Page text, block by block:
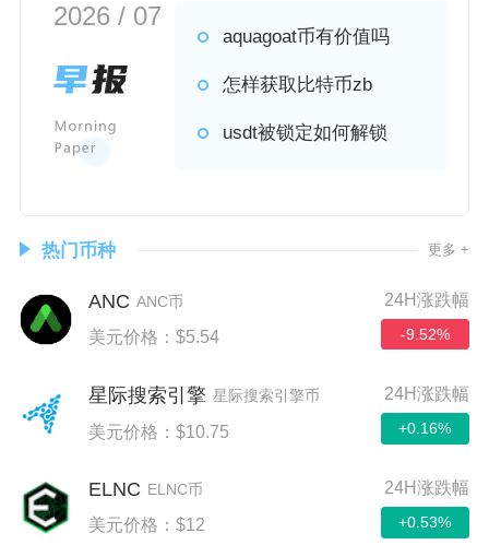
2026 / 07
aquagoat币有价值吗
怎样获取比特币zb
usdt被锁定如何解锁
热门币种 更多 +
ANC ANC币
美元价格：$5.54
24H涨跌幅
-9.52%
星际搜索引擎 星际搜索引擎币
美元价格：$10.75
24H涨跌幅
+0.16%
ELNC ELNC币
美元价格：$12
24H涨跌幅
+0.53%